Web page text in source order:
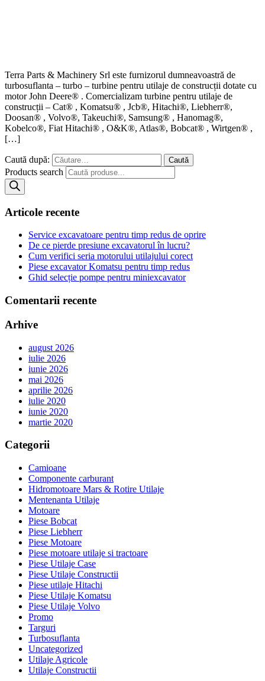
Terra Parts & Machinery Srl este furnizorul dumneavoastră de
turbosuflanta – turbo – turbine pentru utilaje de construcții dotate cu
motor John Deere® . Comercializam turbine pentru utilaje de
construcții – Cat® , Komatsu® , Jcb®, Hitachi®, Liebherr®,
Doosan® , Volvo®, Takeuchi®, Samsung® , Hanomag®,
Kobelco®, Fiat Hitachi® , O&K®, Atlas®, Bobcat® , Wirtgen® ,
[…]
Caută după:
Products search
Articole recente
Service excavatoare pentru timp redus de oprire
De ce pierde presiune excavatorul în lucru?
Cum verifici seria motorului utilajului corect
Piese excavator Komatsu pentru timp redus
Ghid selecție pompe pentru miniexcavator
Comentarii recente
Arhive
august 2026
iulie 2026
iunie 2026
mai 2026
aprilie 2026
iulie 2020
iunie 2020
martie 2020
Categorii
Camioane
Componente carburant
Hidromotoare Mars & Rotire Utilaje
Mentenanta Utilaje
Motoare
Piese Bobcat
Piese Liebherr
Piese Motoare
Piese motoare utilaje si tractoare
Piese Utilaje Case
Piese Utilaje Constructii
Piese utilaje Hitachi
Piese Utilaje Komatsu
Piese Utilaje Volvo
Promo
Targuri
Turbosuflanta
Uncategorized
Utilaje Agricole
Utilaje Constructii